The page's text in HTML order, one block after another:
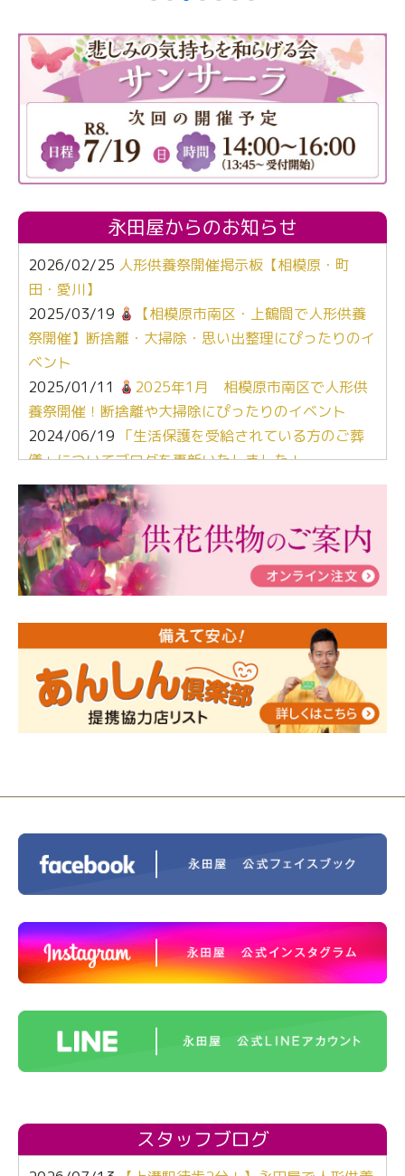
永田屋からのお知らせ
2026/02/25 人形供養祭開催掲示板【相模原・町
田・愛川】
2025/03/19
【相模原市南区・上鶴間で人形供養
祭開催】断捨離・大掃除・思い出整理にぴったりのイ
ベント
2025/01/11
2025年1月 相模原市南区で人形供
養祭開催！断捨離や大掃除にぴったりのイベント
2024/06/19 「生活保護を受給されている方のご葬
儀」についてブログを更新いたしました！
2024/03/06【終活なるほど教室】「マンガで学
ぶ！はじめてのお葬式」小さな家族葬ハウス®町田成
瀬 ご参加ありがとうございました！
2024/01/19令和6年能登半島地震災害の寄付のご報
告
人形供養 寄付のご報告
2023/12/16終活なるほど教室＠小さな家族葬ハウ
ス®上鶴間 エンディングノートを書いてみよう！
2023/11/29 永田屋創業110周年記念式典 レンブラ
ントホテル東京町田
スタッフブログ